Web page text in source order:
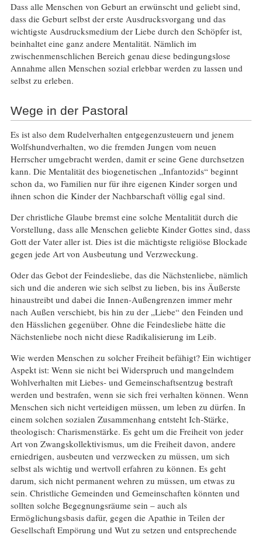
Dass alle Menschen von Geburt an erwünscht und geliebt sind,
dass die Geburt selbst der erste Ausdrucksvorgang und das
wichtigste Ausdrucksmedium der Liebe durch den Schöpfer ist,
beinhaltet eine ganz andere Mentalität. Nämlich im
zwischenmenschlichen Bereich genau diese bedingungslose
Annahme allen Menschen sozial erlebbar werden zu lassen und
selbst zu erleben.
Wege in der Pastoral
Es ist also dem Rudelverhalten entgegenzusteuern und jenem
Wolfshundverhalten, wo die fremden Jungen vom neuen
Herrscher umgebracht werden, damit er seine Gene durchsetzen
kann. Die Mentalität des biogenetischen „Infantozids“ beginnt
schon da, wo Familien nur für ihre eigenen Kinder sorgen und
ihnen schon die Kinder der Nachbarschaft völlig egal sind.
Der christliche Glaube bremst eine solche Mentalität durch die
Vorstellung, dass alle Menschen geliebte Kinder Gottes sind, dass
Gott der Vater aller ist. Dies ist die mächtigste religiöse Blockade
gegen jede Art von Ausbeutung und Verzweckung.
Oder das Gebot der Feindesliebe, das die Nächstenliebe, nämlich
sich und die anderen wie sich selbst zu lieben, bis ins Äußerste
hinaustreibt und dabei die Innen-Außengrenzen immer mehr
nach Außen verschiebt, bis hin zu der „Liebe“ den Feinden und
den Hässlichen gegenüber. Ohne die Feindesliebe hätte die
Nächstenliebe noch nicht diese Radikalisierung im Leib.
Wie werden Menschen zu solcher Freiheit befähigt? Ein wichtiger
Aspekt ist: Wenn sie nicht bei Widerspruch und mangelndem
Wohlverhalten mit Liebes- und Gemeinschaftsentzug bestraft
werden und bestrafen, wenn sie sich frei verhalten können. Wenn
Menschen sich nicht verteidigen müssen, um leben zu dürfen. In
einem solchen sozialen Zusammenhang entsteht Ich-Stärke,
theologisch: Charismenstärke. Es geht um die Freiheit von jeder
Art von Zwangskollektivismus, um die Freiheit davon, andere
erniedrigen, ausbeuten und verzwecken zu müssen, um sich
selbst als wichtig und wertvoll erfahren zu können. Es geht
darum, sich nicht permanent wehren zu müssen, um etwas zu
sein. Christliche Gemeinden und Gemeinschaften könnten und
sollten solche Begegnungsräume sein – auch als
Ermöglichungsbasis dafür, gegen die Apathie in Teilen der
Gesellschaft Empörung und Wut zu setzen und entsprechende